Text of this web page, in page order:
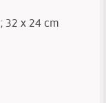
32 x 24 cm